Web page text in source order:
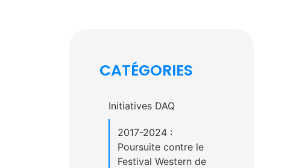
CATÉGORIES
Initiatives DAQ
2017-2024 :
Poursuite contre le
Festival Western de